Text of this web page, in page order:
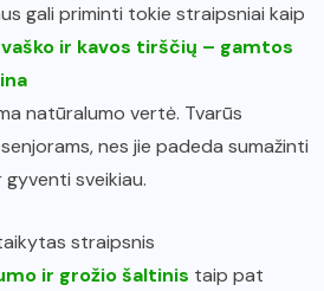
gali priminti tokie straipsniai kaip
ir kavos tirščių – gamtos
natūralumo vertė. Tvarūs
nes jie padeda sumažinti
gyventi sveikiau.
straipsnis
ir grožio šaltinis taip pat